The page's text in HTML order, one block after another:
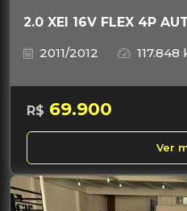
2.0 XEI 16V FLEX 4P
2011/2012
117.848
R$ 69.900
Ver